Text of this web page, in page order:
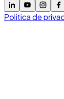
Política de